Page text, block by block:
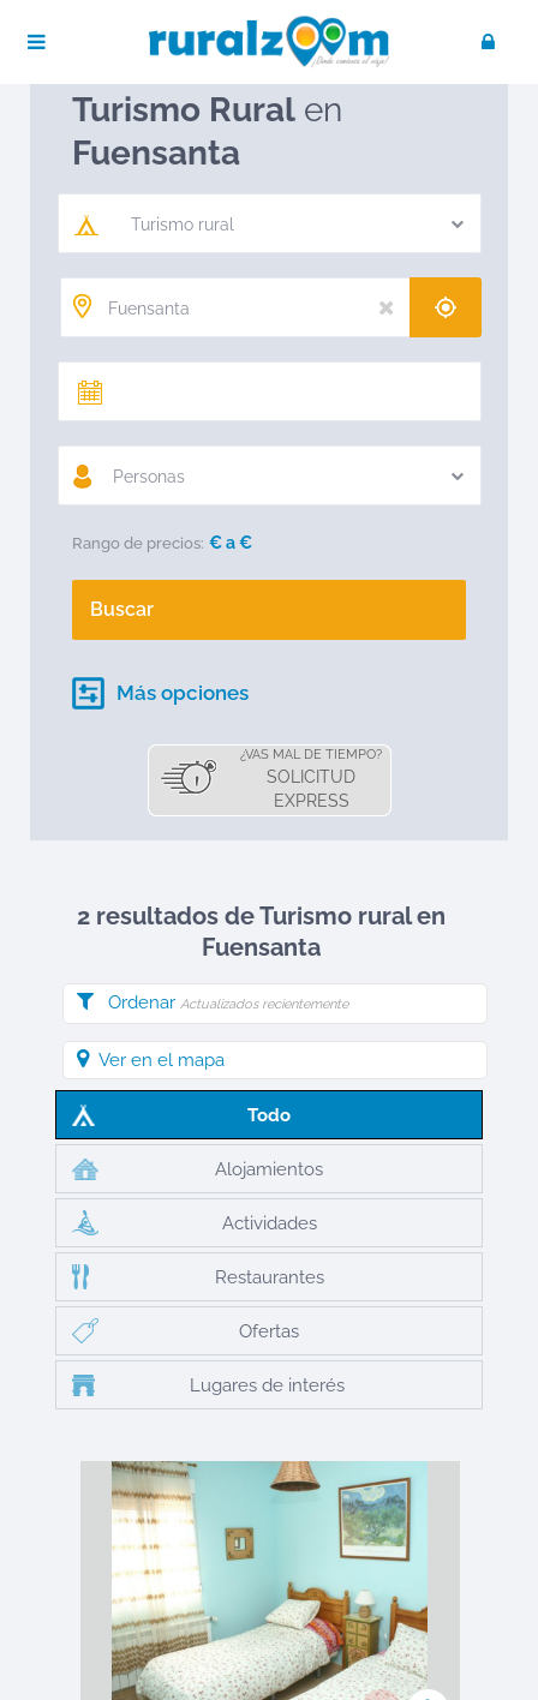
Turismo rural en España
Turismo Rural en
Fuensanta
Turismo rural
Personas
Rango de precios: € a€
Buscar
Más opciones
¿VAS MAL DE TIEMPO?
SOLICITUD
EXPRESS
2 resultados de Turismo rural en
Fuensanta
Ordenar Actualizados recientemente
Ver en el mapa
Todo
Alojamientos
Actividades
Restaurantes
Ofertas
Lugares de interés